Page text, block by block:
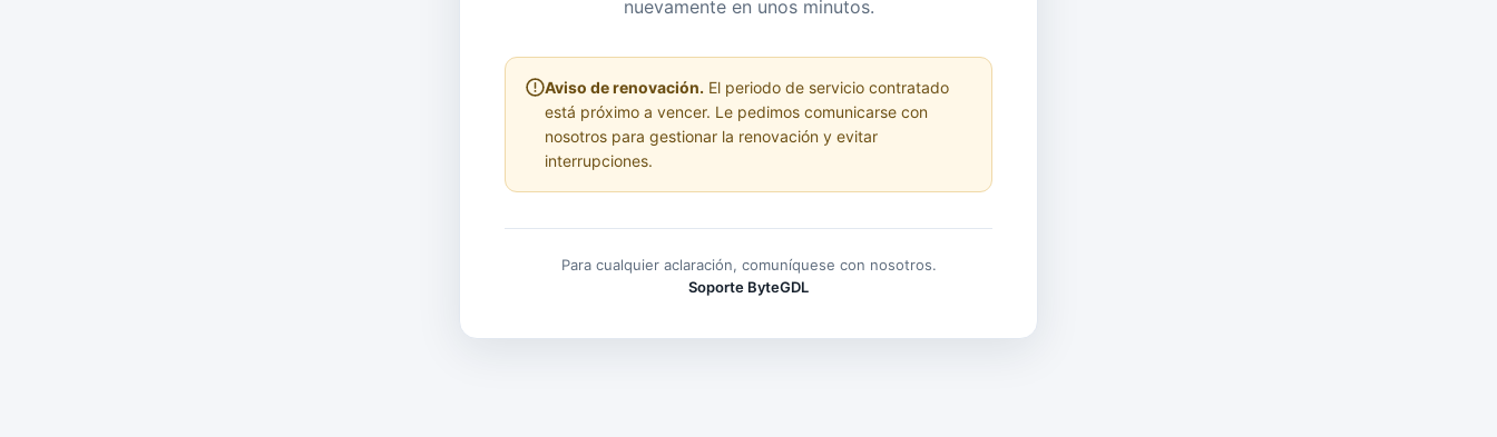
nuevamente en unos minutos.
Aviso de renovación. El periodo de servicio contratado
está próximo a vencer. Le pedimos comunicarse con
nosotros para gestionar la renovación y evitar
interrupciones.
Para cualquier aclaración, comuníquese con nosotros.
Soporte ByteGDL